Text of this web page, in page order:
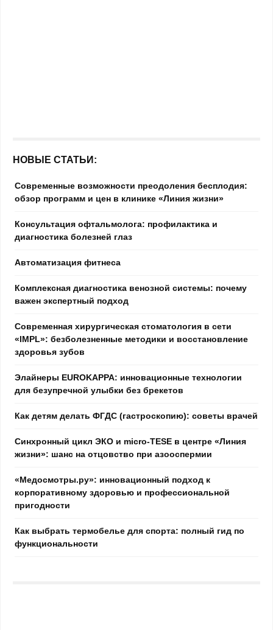
НОВЫЕ СТАТЬИ:
Современные возможности преодоления бесплодия:
обзор программ и цен в клинике «Линия жизни»
Консультация офтальмолога: профилактика и
диагностика болезней глаз
Автоматизация фитнеса
Комплексная диагностика венозной системы: почему
важен экспертный подход
Современная хирургическая стоматология в сети
«IMPL»: безболезненные методики и восстановление
здоровья зубов
Элайнеры EUROKAPPA: инновационные технологии
для безупречной улыбки без брекетов
Как детям делать ФГДС (гастроскопию): советы врачей
Синхронный цикл ЭКО и micro-TESE в центре «Линия
жизни»: шанс на отцовство при азооспермии
«Медосмотры.ру»: инновационный подход к
корпоративному здоровью и профессиональной
пригодности
Как выбрать термобелье для спорта: полный гид по
функциональности